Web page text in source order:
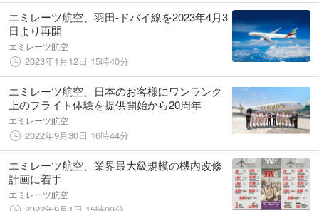
エミレーツ航空、羽田-ドバイ線を2023年4月3
日より再開
エミレーツ航空
2023年1月12日 15時40分
エミレーツ航空、日本のお客様にワンランク
上のフライト体験を提供開始から20周年
エミレーツ航空
2022年9月30日 16時44分
エミレーツ航空、業界最大級規模の機内改修
計画に着手
エミレーツ航空